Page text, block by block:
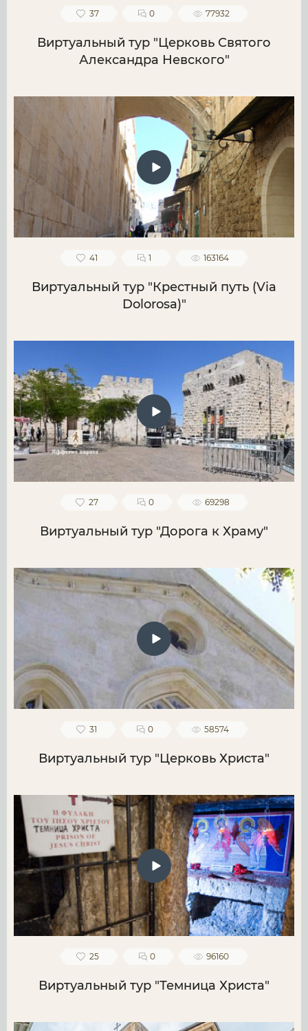
37 0 77932
Виртуальный тур "Церковь Святого
Александра Невского"
41 1 163164
Виртуальный тур "Крестный путь (Via
Dolorosa)"
27 0 69298
Виртуальный тур "Дорога к Храму"
31 0 58574
Виртуальный тур "Церковь Христа"
25 0 96160
Виртуальный тур "Темница Христа"